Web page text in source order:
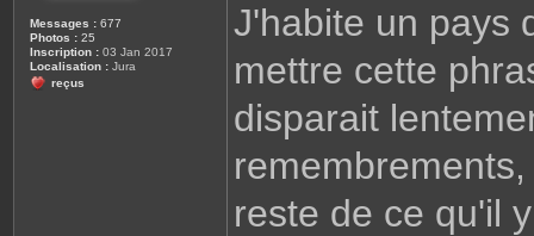
Messages : 677
Photos : 25
Inscription : 03 Jan 2017
Localisation : Jura
reçus
J'habite un pays
mettre cette
disparait
reste de ce qu'il